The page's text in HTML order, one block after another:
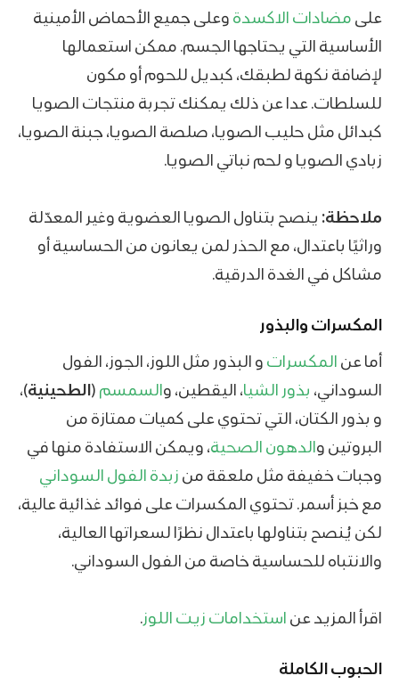
على مضادات الاكسدة وعلى جميع الأحماض الأمينية
الأساسية التي يحتاجها الجسم. ممكن استعمالها
لإضافة نكهة لطبقك، كبديل للحوم أو مكون
للسلطات. عدا عن ذلك يمكنك تجربة منتجات الصويا
كبدائل مثل حليب الصويا، صلصة الصويا، جبنة الصويا،
زبادي الصويا و لحم نباتي الصويا.
ملاحظة: ينصح بتناول الصويا العضوية وغير المعدّلة
وراثيًا باعتدال، مع الحذر لمن يعانون من الحساسية أو
مشاكل في الغدة الدرقية.
المكسرات والبذور
أما عن المكسرات و البذور مثل اللوز، الجوز، الفول
السوداني، بذور الشيا، اليقطين، والسمسم (الطحينية)،
و بذور الكتان، التي تحتوي على كميات ممتازة من
البروتين والدهون الصحية، ويمكن الاستفادة منها في
وجبات خفيفة مثل ملعقة من زبدة الفول السوداني
مع خبز أسمر. تحتوي المكسرات على فوائد غذائية عالية،
لكن يُنصح بتناولها باعتدال نظرًا لسعراتها العالية،
والانتباه للحساسية خاصة من الفول السوداني.
اقرأ المزيد عن استخدامات زيت اللوز.
الحبوب الكاملة